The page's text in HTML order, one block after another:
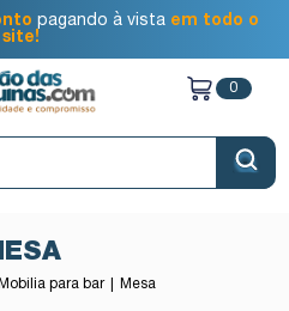
pagando à vista em todo o
site!
0
Mobília para bar Mesa